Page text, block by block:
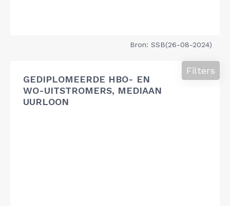
Bron: SSB(26-08-2024)
GEDIPLOMEERDE HBO- EN
WO-UITSTROMERS, MEDIAAN
UURLOON
Filters